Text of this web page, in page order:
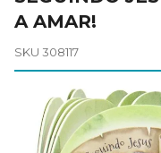
A AMAR!
SKU 308117